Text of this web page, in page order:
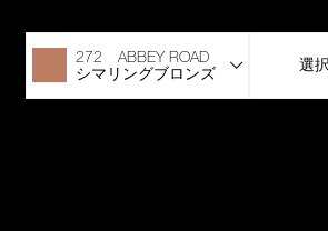
272 ABBEY ROAD
シマリングブロンズ 選